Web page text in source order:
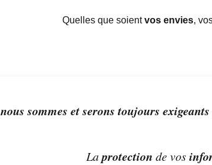
Quelles que soientvos envies,
nous sommes et serons toujours
Laprotection de vos